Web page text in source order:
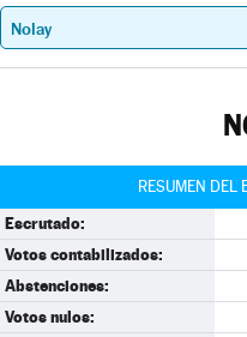
RESUMEN DEL
Escrutado:
Votos contabilizados:
Abstenciones:
Votos nulos: